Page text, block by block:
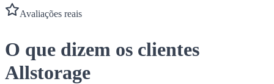
Avaliações reais
O que dizem os clientes
Allstorage